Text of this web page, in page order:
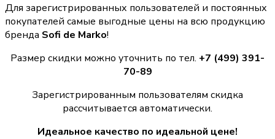
Для зарегистрированных пользователей и постоянных
покупателей самые выгодные цены на всю продукцию
бренда Sofi de Marko!
Размер скидки можно уточнить по тел. +7 (499) 391-
70-89
Зарегистрированным пользователям скидка
рассчитывается автоматически.
Идеальное качество по идеальной цене!